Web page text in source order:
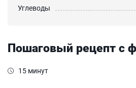
Углеводы
Пошаговый рецепт с
15 минут